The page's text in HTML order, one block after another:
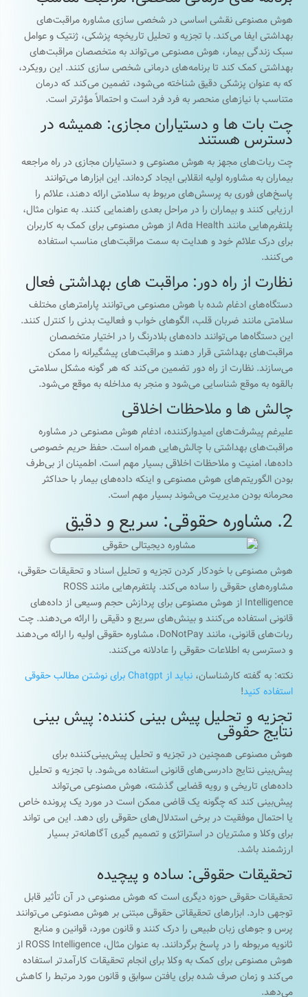
هوش مصنوعی نقشی اساسی در شخصی سازی مشاوره مراقبت‌های
بهداشتی ایفا می‌کند. با تجزیه و تحلیل تاریخچه پزشکی، ژنتیک و عوامل
سبک زندگی بیمار، هوش مصنوعی می‌تواند به متخصصان مراقبت‌های
بهداشتی کمک کند تا برنامه‌های درمانی شخصی سازی کنند. این رویکرد،
که به عنوان پزشکی دقیق شناخته می‌شود، تضمین می‌کند که درمان
متناسب با نیازهای منحصر به فرد فرد است و احتمالاً مؤثرتر است.
چت بات ها و دستیاران مجازی: همیشه در
دسترس هستند
چت ربات‌های مجهز به هوش مصنوعی و دستیاران مجازی در راه مراجعه
بیماران به مشاوره اولیه انقلابی ایجاد کرده‌اند. این ابزارها می‌توانند
پاسخ‌های فوری به پرسش‌های مربوط به سلامتی ارائه دهند، علائم را
ارزیابی کنند و بیماران را در مراحل بعدی راهنمایی کنند. به عنوان مثال،
پلتفرم‌هایی مانند Ada Health از هوش مصنوعی برای کمک به کاربران
برای درک علائم خود و هدایت به سمت مراقبت‌های مناسب استفاده
می‌کنند.
نظارت از راه دور: مراقبت های بهداشتی فعال
دستگاه‌های ادغام شده با هوش مصنوعی می‌توانند پارامترهای مختلف
سلامتی مانند ضربان قلب، الگوهای خواب و فعالیت بدنی را کنترل کنند.
این دستگاه‌ها می‌توانند داده‌های بلادرنگ را در اختیار متخصصان
مراقبت‌های بهداشتی قرار دهند و مراقبت‌های پیشگیرانه را ممکن
می‌سازند. نظارت از راه دور تضمین می‌کند که هر گونه مشکل سلامتی
بالقوه به موقع شناسایی می‌شود و منجر به مداخله به موقع می‌شود.
چالش ها و ملاحظات اخلاقی
علیرغم پیشرفت‌های امیدوارکننده، ادغام هوش مصنوعی در مشاوره
مراقبت‌های بهداشتی با چالش‌هایی همراه است. حفظ حریم خصوصی
داده‌ها، امنیت و ملاحظات اخلاقی بسیار مهم است. اطمینان از بی‌طرف
بودن الگوریتم‌های هوش مصنوعی و اینکه داده‌های بیمار با حداکثر
محرمانه بودن مدیریت می‌شوند بسیار مهم است.
2. مشاوره حقوقی: سریع و دقیق
هوش مصنوعی با خودکار کردن تجزیه و تحلیل اسناد و تحقیقات حقوقی،
مشاوره‌های حقوقی را ساده می‌کند. پلتفرم‌هایی مانند ROSS
Intelligence از هوش مصنوعی برای پردازش حجم وسیعی از داده‌های
قانونی استفاده می‌کنند و بینش‌های سریع و دقیقی را ارائه می‌دهند. چت
ربات‌های قانونی، مانند DoNotPay، مشاوره حقوقی اولیه را ارائه می‌دهند
و دسترسی به اطلاعات حقوقی را عادلانه می‌کنند.
نکته: به گفته کارشناسان،
نباید از Chatgpt برای نوشتن مطالب حقوقی
استفاده کنید!
تجزیه و تحلیل پیش بینی کننده: پیش بینی
نتایج حقوقی
هوش مصنوعی همچنین در تجزیه و تحلیل پیش‌بینی‌کننده برای
پیش‌بینی نتایج دادرسی‌های قانونی استفاده می‌شود. با تجزیه و تحلیل
داده‌های تاریخی و رویه قضایی گذشته، هوش مصنوعی می‌تواند
پیش‌بینی کند که چگونه یک قاضی ممکن است در مورد یک پرونده خاص
یا احتمال موفقیت در برخی استدلال‌های حقوقی رای دهد. این می تواند
برای وکلا و مشتریان در استراتژی و تصمیم گیری آگاهانه‌تر بسیار
ارزشمند باشد.
تحقیقات حقوقی: ساده و پیچیده
تحقیقات حقوقی حوزه دیگری است که هوش مصنوعی در آن تأثیر قابل
توجهی دارد. ابزارهای تحقیقاتی حقوقی مبتنی بر هوش مصنوعی می‌توانند
پرس و جوهای زبان طبیعی را درک کنند و قانون مورد، قوانین و منابع
ثانویه مربوطه را در پاسخ برگردانند. به عنوان مثال، ROSS Intelligence از
هوش مصنوعی برای کمک به وکلا برای انجام تحقیقات کارآمدتر استفاده
می‌کند و زمان صرف شده برای یافتن سوابق و قانون مورد مرتبط را کاهش
می‌دهد.